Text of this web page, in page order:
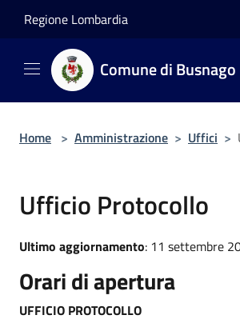
Regione Lombardia
Comune di Busnago
Home > Amministrazione > Uffici >
Ufficio Protocollo
Ultimo aggiornamento: 11 settembre
Orari di apertura
UFFICIO PROTOCOLLO